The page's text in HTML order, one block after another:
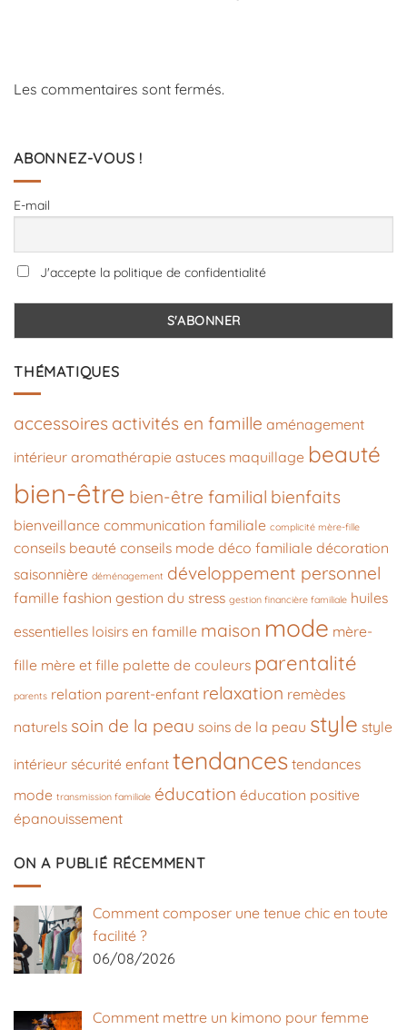
Les commentaires sont fermés.
ABONNEZ-VOUS !
E-mail
J'accepte la politique de confidentialité
THÉMATIQUES
accessoires activités en famille aménagement
intérieur aromathérapie astuces maquillage beauté
bien-être bien-être familial bienfaits
bienveillance communication familiale complicité mère-fille
conseils beauté conseils mode déco familiale décoration
saisonnière déménagement développement personnel
famille fashion gestion du stress gestion financière familiale huiles
essentielles loisirs en famille maison mode mère-
fille mère et fille palette de couleurs parentalité
parents relation parent-enfant relaxation remèdes
naturels soin de la peau soins de la peau style style
intérieur sécurité enfant tendances tendances
mode transmission familiale éducation éducation positive
épanouissement
ON A PUBLIÉ RÉCEMMENT
Comment composer une tenue chic en toute
facilité ?
06/08/2026
Comment mettre un kimono pour femme